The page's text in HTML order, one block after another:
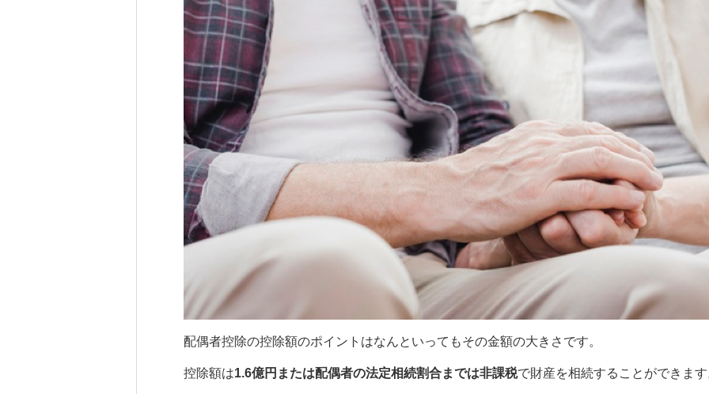
配偶者控除の控除額のポイントはなんといってもその金額の大きさです。
控除額は1.6億円または配偶者の法定相続割合までは非課税で財産を相続することができま